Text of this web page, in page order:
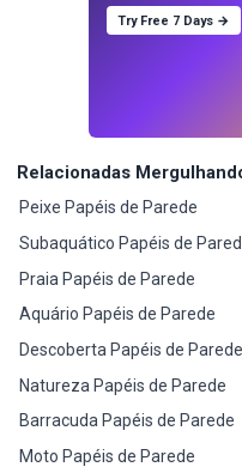
Try Free 7 Days →
Relacionadas
Peixe Papéis de Parede
Subaquático Papéis de
Praia Papéis de Parede
Aquário Papéis de Parede
Descoberta Papéis de Parede
Natureza Papéis de Parede
Barracuda Papéis de Parede
Moto Papéis de Parede